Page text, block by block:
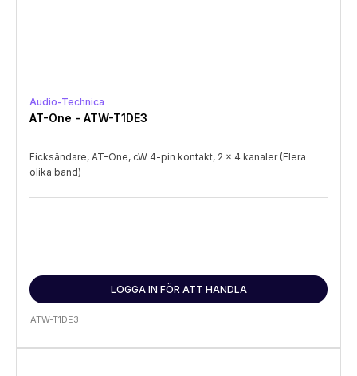
Audio-Technica
AT-One - ATW-T1DE3
Ficksändare, AT-One, cW 4-pin kontakt, 2 x 4 kanaler (Flera
olika band)
LOGGA IN FÖR ATT HANDLA
ATW-T1DE3